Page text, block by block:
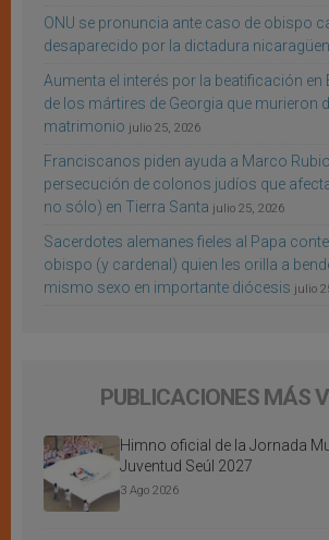
ONU se pronuncia ante caso de obispo
desaparecido por la dictadura
Aumenta el interés por la beatificación en
de los mártires de Georgia que murieron
matrimonio julio 25, 2026
Franciscanos piden ayuda a Marco
persecución de colonos judíos que
no sólo) en Tierra Santa julio 25, 2026
Sacerdotes alemanes fieles al Papa
obispo (y cardenal) quien les orilla a
mismo sexo en importante diócesis julio
PUBLICACIONES MÁS
Himno oficial de la Jornada
Juventud Seúl 2027
3 Ago 2026